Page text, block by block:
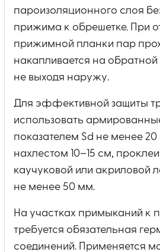
пароизоляционного слоя
прижима к обрешетке. При
прижимной планки пар
накапливается на
не выходя наружу.
Для эффективной защиты
использовать
показателем Sd не менее 20
нахлестом 10–15 см,
каучуковой или акриловой
не менее 50 мм.
На участках примыканий к
требуется обязательная
соединений. Применяется